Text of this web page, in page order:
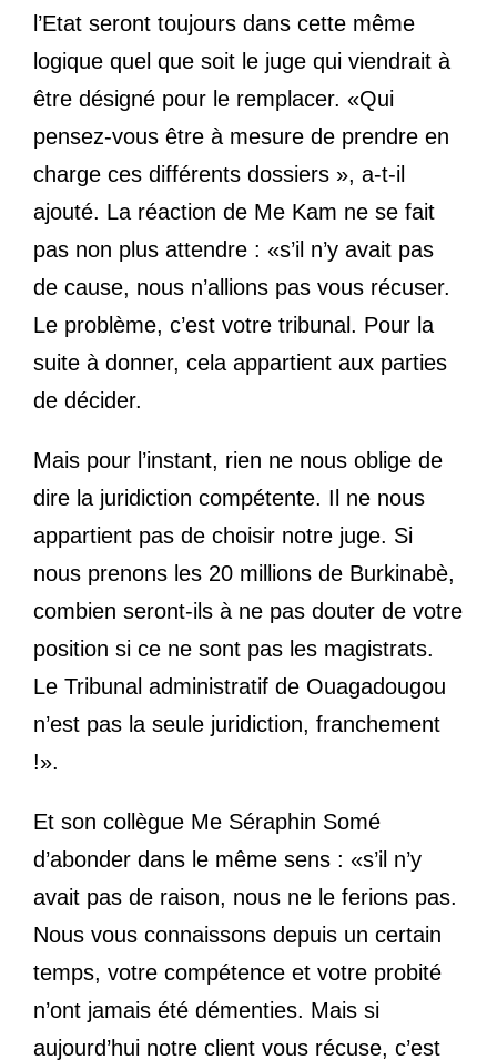
l’Etat seront toujours dans cette même
logique quel que soit le juge qui viendrait à
être désigné pour le remplacer. «Qui
pensez-vous être à mesure de prendre en
charge ces différents dossiers », a-t-il
ajouté. La réaction de Me Kam ne se fait
pas non plus attendre : «s’il n’y avait pas
de cause, nous n’allions pas vous récuser.
Le problème, c’est votre tribunal. Pour la
suite à donner, cela appartient aux parties
de décider.
Mais pour l’instant, rien ne nous oblige de
dire la juridiction compétente. Il ne nous
appartient pas de choisir notre juge. Si
nous prenons les 20 millions de Burkinabè,
combien seront-ils à ne pas douter de votre
position si ce ne sont pas les magistrats.
Le Tribunal administratif de Ouagadougou
n’est pas la seule juridiction, franchement
!».
Et son collègue Me Séraphin Somé
d’abonder dans le même sens : «s’il n’y
avait pas de raison, nous ne le ferions pas.
Nous vous connaissons depuis un certain
temps, votre compétence et votre probité
n’ont jamais été démenties. Mais si
aujourd’hui notre client vous récuse, c’est